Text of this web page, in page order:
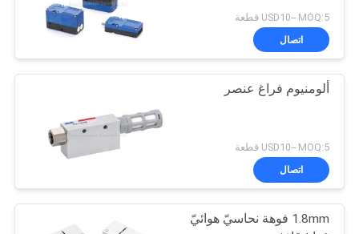
USD10-- MOQ:5 قطعة
اتصال
ألومنيوم فراغ عنصر
USD10-- MOQ:5 قطعة
اتصال
1.8mm فوهة نحاسيّ هوائيّ